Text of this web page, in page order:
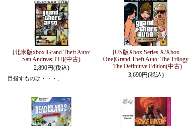
[北米版xbox]Grand Theft Auto:
San Andreas[PH](中古)
2,890円(税込)
目指すものは・・・。
[US版Xbox Series X/Xbox
One]Grand Theft Auto: The Trilogy
- The Definitive Edition(中古)
3,690円(税込)